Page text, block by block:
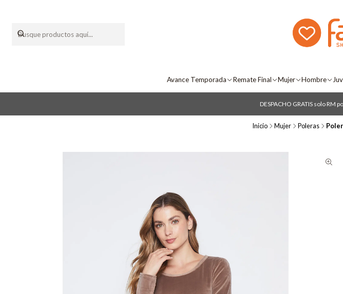
Avance Temporada Remate Final Mujer Hombre
DESPACHO GRATIS solo RM
Inicio Mujer Poleras